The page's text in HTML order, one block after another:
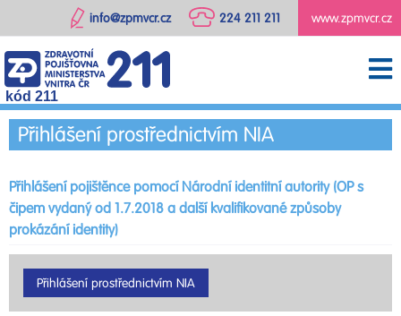
www.zpmvcr.cz
224 211 211
info@zpmvcr.cz
kód 211
Přihlášení prostřednictvím NIA
Přihlášení pojištěnce pomocí Národní identitní autority (OP s
čipem vydaný od 1.7.2018 a další kvalifikované způsoby
prokázání identity)